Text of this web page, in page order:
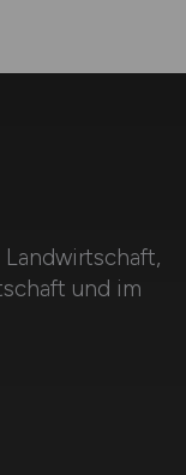
Landwirtschaft,
und im